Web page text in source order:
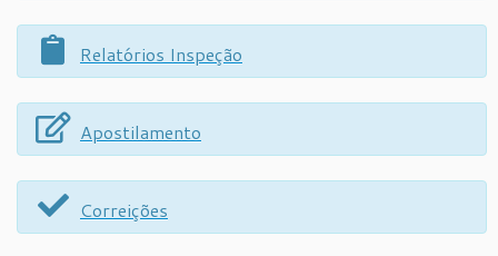
Relatórios Inspeção
Apostilamento
Correições